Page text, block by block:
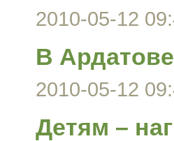
2010-05-12
В
2010-05-12
Детям –